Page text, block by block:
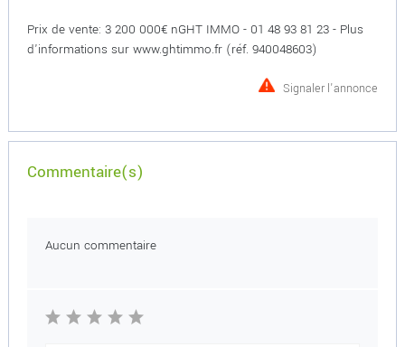
Prix de vente: 3 200 000€ nGHT IMMO - 01 48 93 81 23 - Plus
d'informations sur www.ghtimmo.fr (réf. 940048603)
Signaler l'annonce
Commentaire(s)
Aucun commentaire